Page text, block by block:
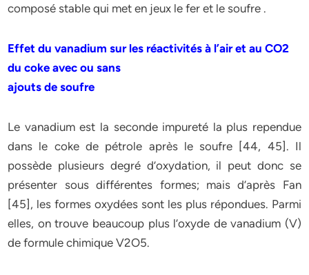
composé stable qui met en jeux le fer et le soufre .
Effet du vanadium sur les réactivités à l’air et au CO2
du coke avec ou sans
ajouts de soufre
Le vanadium est la seconde impureté la plus rependue
dans le coke de pétrole après le soufre [44, 45]. Il
possède plusieurs degré d’oxydation, il peut donc se
présenter sous différentes formes; mais d’après Fan
[45], les formes oxydées sont les plus répondues. Parmi
elles, on trouve beaucoup plus l’oxyde de vanadium (V)
de formule chimique V2O5.